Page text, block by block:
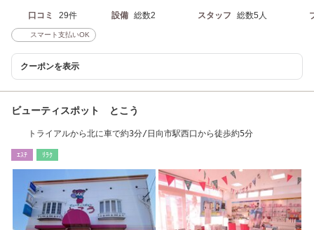
口コミ 29件 設備 総数2 スタッフ 総数5人
スマート支払いOK
クーポンを表示
ビューティスポット とこう
トライアルから北に車で約3分/日向市駅西口から徒歩約5分
ｴｽﾃ ﾘﾗｸ